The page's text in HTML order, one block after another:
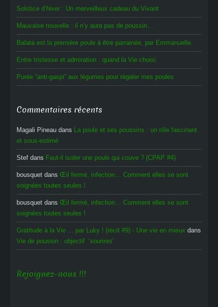
Solstice d’hiver : Un merveilleux cadeau du Vivant
Mauvaise nouvelle : il n’y aura pas de poussin…
Balata est la première poule à être parrainée, par Emmanuelle.
Entre tristesse et admiration : quand la Vie choisi.
Purée “anti-gaspi” aux légumes pour régaler mes poules
Commentaires récents
Magali Pineau dans La poule et ses poussins : un rôle fascinant
et sous-estimé
Stef dans Faut-il isoler une poule qui couve ? (CPAP #4)
bousquet dans Œil fermé, infection… Comment elles se sont
soignées toutes seules !
bousquet dans Œil fermé, infection… Comment elles se sont
soignées toutes seules !
Gratitude à la Vie ... par Luky ! (récit #9) - Une vie en mieux dans
Vie de poussin : objectif ‘sourires’
Rejoignez-nous !!!